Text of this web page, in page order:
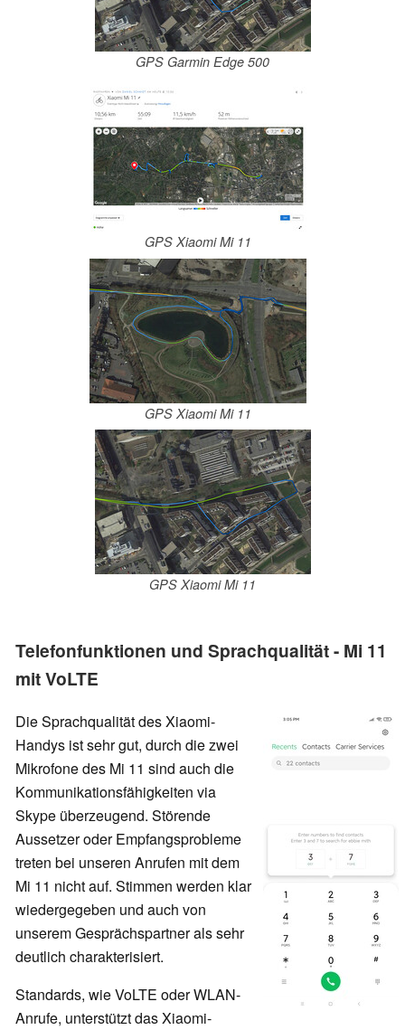
GPS Garmin Edge 500
GPS Xiaomi Mi 11
GPS Xiaomi Mi 11
GPS Xiaomi Mi 11
Telefonfunktionen und Sprachqualität - Mi 11
mit VoLTE
Die Sprachqualität des Xiaomi-
Handys ist sehr gut, durch die zwei
Mikrofone des Mi 11 sind auch die
Kommunikationsfähigkeiten via
Skype überzeugend. Störende
Aussetzer oder Empfangsprobleme
treten bei unseren Anrufen mit dem
Mi 11 nicht auf. Stimmen werden klar
wiedergegeben und auch von
unserem Gesprächspartner als sehr
deutlich charakterisiert.
Standards, wie VoLTE oder WLAN-
Anrufe, unterstützt das Xiaomi-